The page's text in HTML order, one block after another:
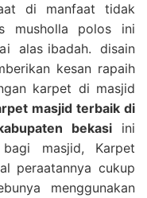
di manfaat tidak
musholla polos ini
alas ibadah. disain
kesan rapaih
karpet di masjid
masjid terbaik di
bekasi ini
masjid, Karpet
peraatannya cukup
menggunakan